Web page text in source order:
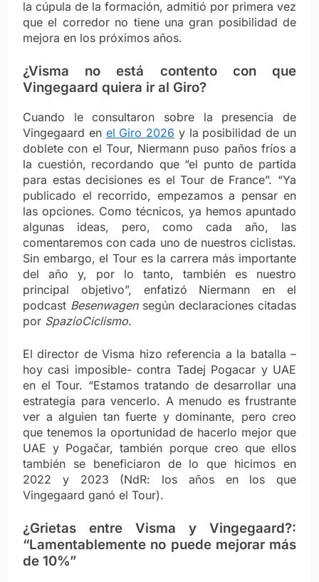
la cúpula de la formación, admitió por primera vez
que el corredor no tiene una gran posibilidad de
mejora en los próximos años.
¿Visma no está contento con que
Vingegaard quiera ir al Giro?
Cuando le consultaron sobre la presencia de
Vingegaard en el Giro 2026 y la posibilidad de un
doblete con el Tour, Niermann puso paños fríos a
la cuestión, recordando que “el punto de partida
para estas decisiones es el Tour de France”. “Ya
publicado el recorrido, empezamos a pensar en
las opciones. Como técnicos, ya hemos apuntado
algunas ideas, pero, como cada año, las
comentaremos con cada uno de nuestros ciclistas.
Sin embargo, el Tour es la carrera más importante
del año y, por lo tanto, también es nuestro
principal objetivo”, enfatizó Niermann en el
podcast Besenwagensegún declaraciones citadas
por SpazioCiclismo.
El director de Visma hizo referencia a la batalla –
hoy casi imposible- contra Tadej Pogacar y UAE
en el Tour. “Estamos tratando de desarrollar una
estrategia para vencerlo. A menudo es frustrante
ver a alguien tan fuerte y dominante, pero creo
que tenemos la oportunidad de hacerlo mejor que
UAE y Pogačar, también porque creo que ellos
también se beneficiaron de lo que hicimos en
2022 y 2023 (NdR: los años en los que
Vingegaard ganó el Tour).
¿Grietas entre Visma y Vingegaard?:
“Lamentablemente no puede mejorar más
de 10%”